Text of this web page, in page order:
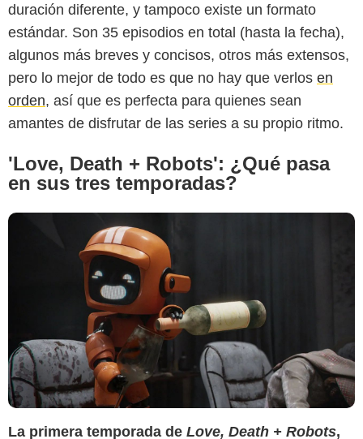
duración diferente, y tampoco existe un formato
estándar. Son 35 episodios en total (hasta la fecha),
algunos más breves y concisos, otros más extensos,
pero lo mejor de todo es que no hay que verlos en
orden, así que es perfecta para quienes sean
amantes de disfrutar de las series a su propio ritmo.
'Love, Death + Robots': ¿Qué pasa
en sus tres temporadas?
The Hollywood Reporter
La primera temporada de Love, Death + Robots,